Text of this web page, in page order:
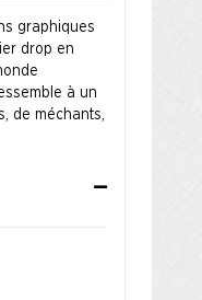
graphiques
drop en
à un
de méchants,